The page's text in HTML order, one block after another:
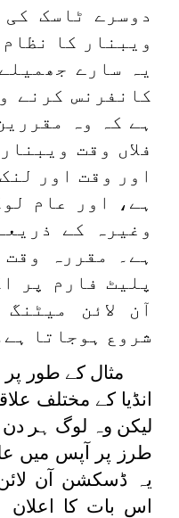
دوسرے ٹاسک
ویبنار کا
یہ سارے
کانفرنس کرنے
ہے کہ وہ
فلاں وقت
اور وقت اور
ہے، اور عام
وغیرہ کے
ہے۔ مقررہ
پلیٹ فارم پر
آن لائن
شروع ہوجاتا
مثال کے طور
انڈیا کے مختلف
لیکن وہ لوگ ہر
طرز پر آپس میں
یہ ڈسکشن آن
اس بات کا